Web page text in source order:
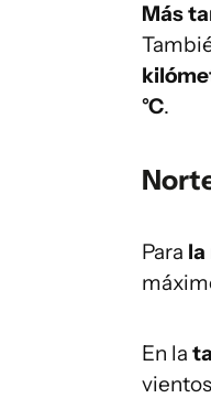
Más
°C.
Para la
En la